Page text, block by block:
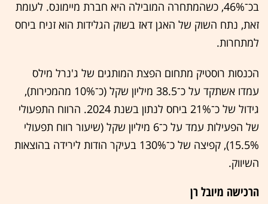
בכ־46%, כשהמתחרה המובילה היא חברת מיימונס. לעומת
זאת, נתח השוק של האגן דאז בשוק הגלידות הוא זניח ביחס
למתחרות.
הכנסות רוסטיק מתחום הפצת המותגים של ג'נרל מילס
עמדו אשתקד על כ־38.5 מיליון שקל (כ־10% מהמכירות),
גידול של כ־21% ביחס לנתון בשנת 2024. הרווח התפעולי
של הפעילות עמד על כ־6 מיליון שקל (שיעור רווח תפעולי
15.5%), קפיצה של כ־130% בעיקר הודות לירידה בהוצאות
השיווק.
הרכישה מיובל רן